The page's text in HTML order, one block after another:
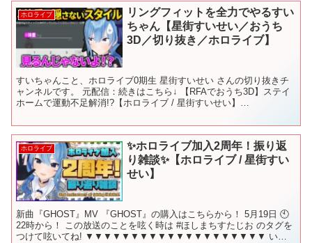
ホロライブ
リングフィットを全力でやるすい
ちゃん【星街すいせい／おうち
3D／切り抜き／ホロライブ】
すいちゃんこと、ホロライブ0期生 星街すいせい さんの切り抜きチ
ャンネルです。 元配信：続きはこちら↓ 【RFAでおうち3D】ステイ
ホームで運動不足解消!?【ホロライブ / 星街すいせい】
ホロライブ
✨ホロライブ加入2周年！振り返
り雑談✨【ホロライブ / 星街すい
せい】
新曲『GHOST』MV 『GHOST』の購入はこちらから！ 5月19日 🕙
22時から！ この放送のことを呟く時は #ほしまちすたじお​ のタグを
つけて呟いてね! ▼▼▼▼▼▼▼▼▼▼▼▼▼▼▼▼▼▼▼▼ いつ